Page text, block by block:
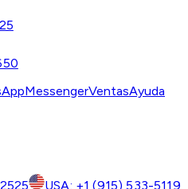
MessengerVentasAyuda
USA: +1 (915) 533-5119